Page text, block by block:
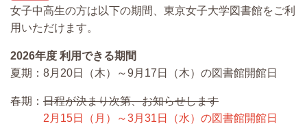
女子中高生の方は以下の期間、東京女子大学図書館をご利
用いただけます。
2026年度 利用できる期間
夏期：8月20日（木）～9月17日（木）の図書館開館日
春期： 日程が決まり次第、お知らせします
2月15日（月）～3月31日（水）の図書館開館日